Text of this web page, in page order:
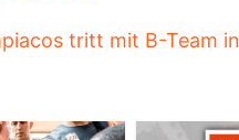
tritt mit B-Team